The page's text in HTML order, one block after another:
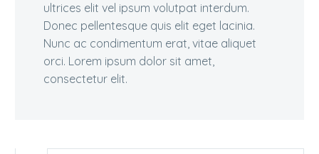
ultrices elit vel ipsum volutpat interdum.
Donec pellentesque quis elit eget lacinia.
Nunc ac condimentum erat, vitae aliquet
orci. Lorem ipsum dolor sit amet,
consectetur elit.